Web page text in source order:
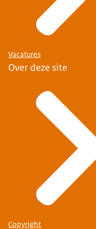
Vacatures
Over deze site
Copyright